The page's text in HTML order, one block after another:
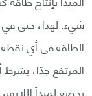
شيء. لهذا، حتى في
الطاقة في أي
المرتفع جدًا،
يخضع لمبدأ